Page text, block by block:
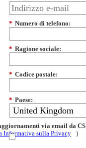
* Numero di telefono:
* Ragione sociale:
* Codice postale:
* Paese:
via email da CS
Informativa sulla Privacy
)